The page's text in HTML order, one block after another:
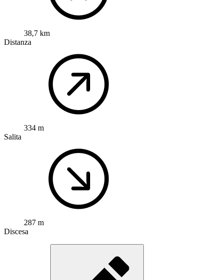
38,7 km
Distanza
334 m
Salita
287 m
Discesa